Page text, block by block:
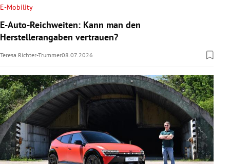
E-Mobility
E-Auto-Reichweiten: Kann man den
Herstellerangaben vertrauen?
Teresa Richter-Trummer08.07.2026